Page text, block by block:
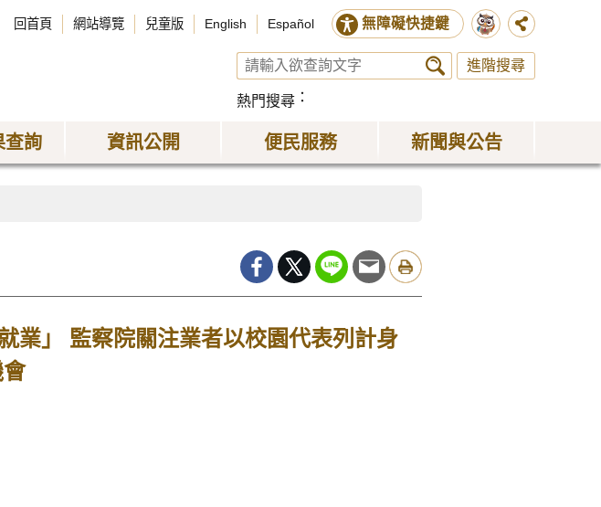
回首頁 網站導覽 兒童版 English Español 無障礙快捷鍵
進階搜尋
熱門搜尋
查詢 資訊公開 便民服務 新聞與公告
業」 監察院關注業者以校園代表列計身